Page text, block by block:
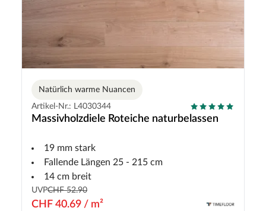
Natürlich warme Nuancen
Artikel-Nr.: L4030344
Massivholzdiele Roteiche naturbelassen
19 mm stark
Fallende Längen 25 - 215 cm
14 cm breit
UVPCHF 52.90
CHF 40.69 / m²